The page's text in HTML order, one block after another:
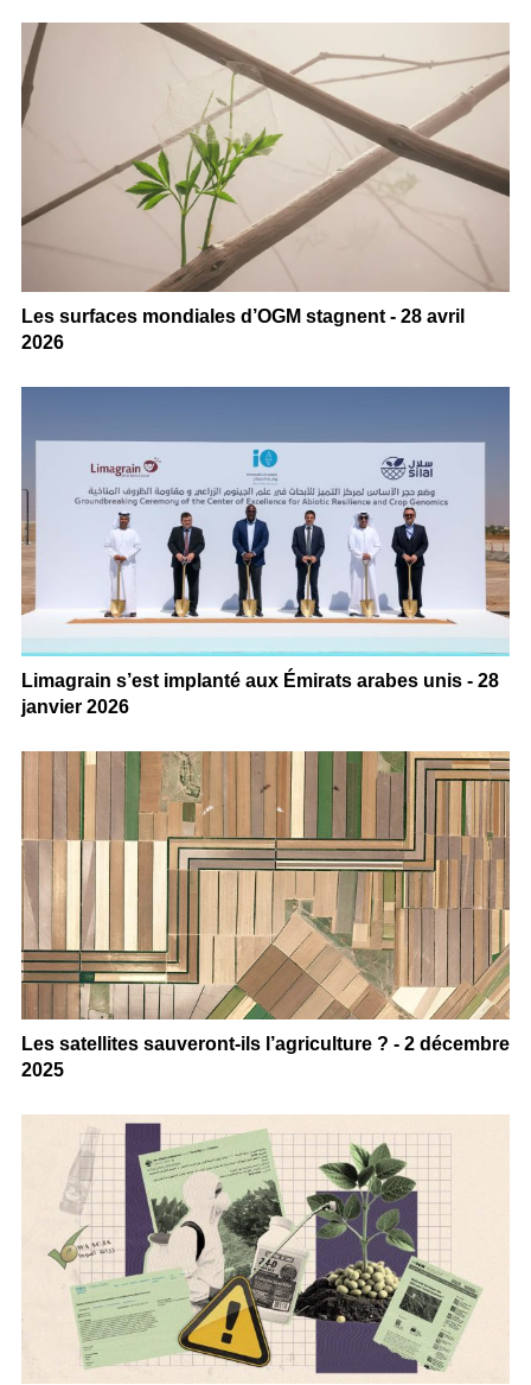
Les surfaces mondiales d’OGM stagnent - 28 avril
2026
Limagrain s’est implanté aux Émirats arabes unis - 28
janvier 2026
Les satellites sauveront-ils l’agriculture ? - 2 décembre
2025